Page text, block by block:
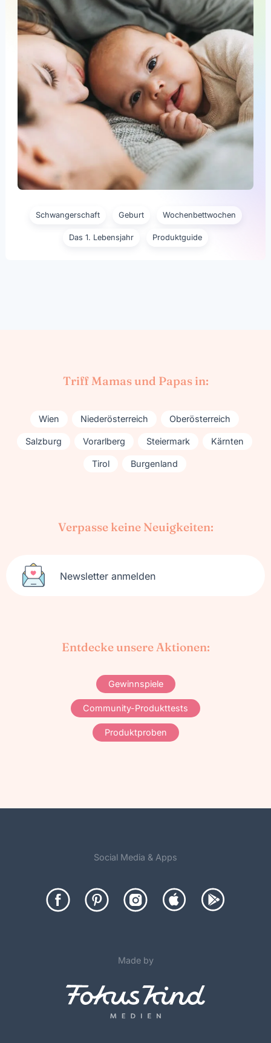
Schwangerschaft Geburt Wochenbettwochen
Das 1. Lebensjahr Produktguide
Triff Mamas und Papas in:
Wien Niederösterreich Oberösterreich
Salzburg Vorarlberg Steiermark Kärnten
Tirol Burgenland
Verpasse keine Neuigkeiten:
Newsletter anmelden
Entdecke unsere Aktionen:
Gewinnspiele
Community-Produkttests
Produktproben
Social Media & Apps
Made by